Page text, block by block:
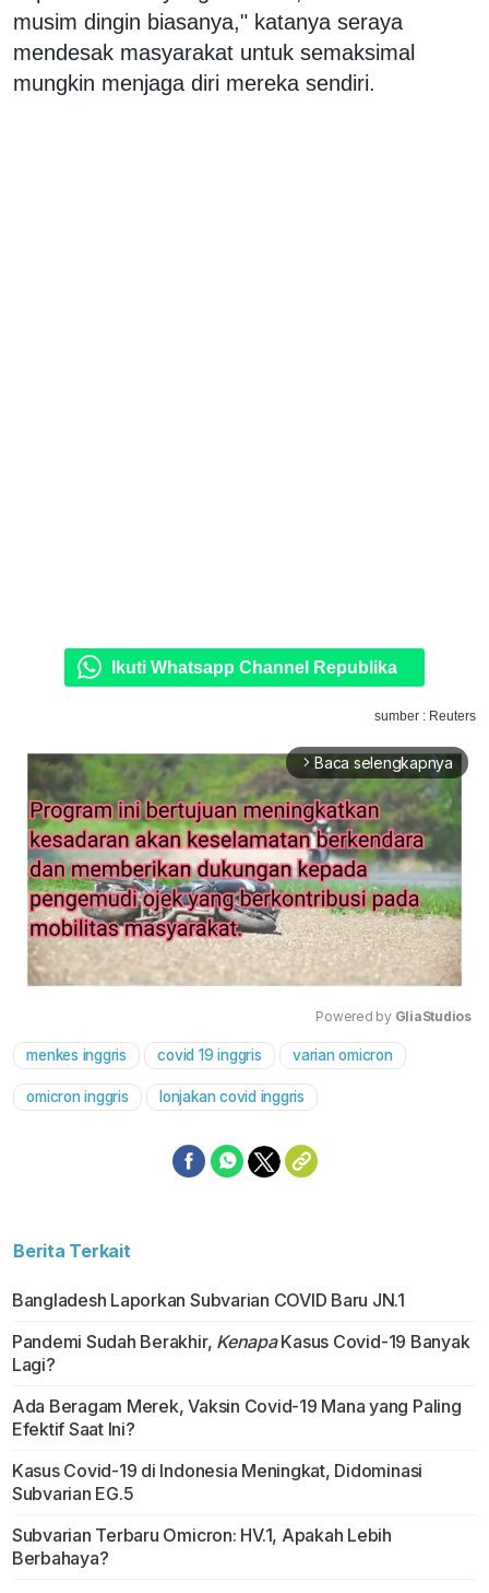
musim dingin biasanya," katanya seraya
mendesak masyarakat untuk semaksimal
mungkin menjaga diri mereka sendiri.
Ikuti Whatsapp Channel Republika
sumber : Reuters
arrow_forward_ios Baca selengkapnya
Mute
Powered by GliaStudios
menkes inggris covid 19 inggris varian omicron
omicron inggris lonjakan covid inggris
Berita Terkait
Bangladesh Laporkan Subvarian COVID Baru JN.1
Pandemi Sudah Berakhir, KenapaKasus Covid-19 Banyak
Lagi?
Ada Beragam Merek, Vaksin Covid-19 Mana yang Paling
Efektif Saat Ini?
Kasus Covid-19 di Indonesia Meningkat, Didominasi
Subvarian EG.5
Subvarian Terbaru Omicron: HV.1, Apakah Lebih
Berbahaya?